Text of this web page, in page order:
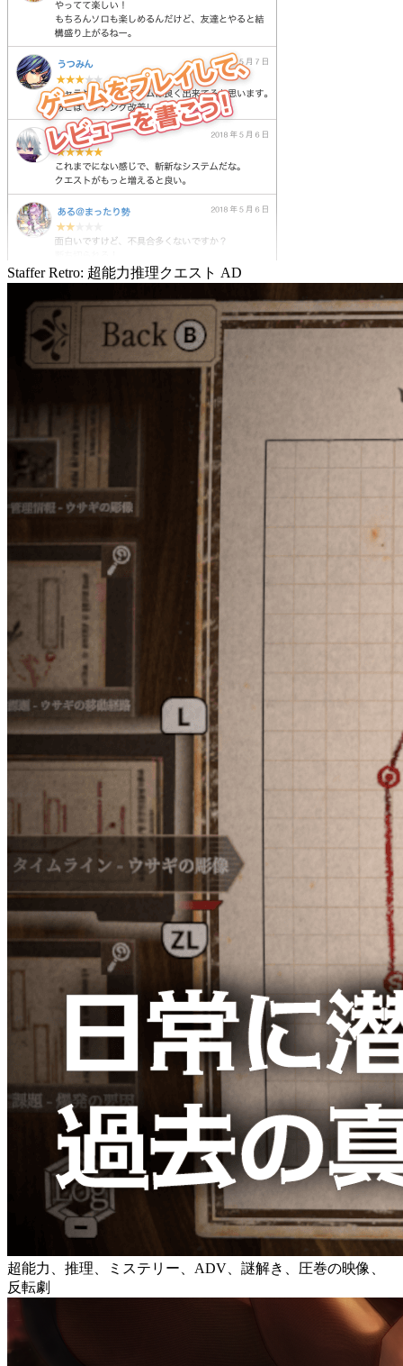
Staffer Retro: 超能力推理クエスト AD
超能力、推理、ミステリー、ADV、謎解き、圧巻の映像、
反転劇